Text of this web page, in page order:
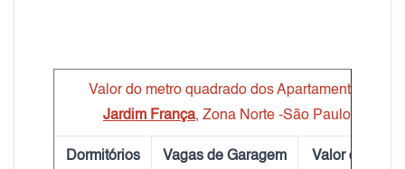
Valor do metro quadrado dos Apartamentos
Jardim França, Zona Norte -São Paulo
Dormitórios Vagas de Garagem Valor do m²